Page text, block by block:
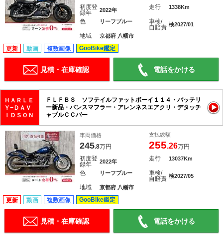
初度登
録年
2022年 走行 1338Km
色 リーフブルー
車検/
自賠責 検2027/01
地域 京都府 八幡市
更新 動画 複数画像 GooBike鑑定
見積・在庫確認 電話をかける
ＨＡＲＬＥ
Ｙ−ＤＡＶ
ＩＤＳＯＮ
ＦＬＦＢＳ ソフテイルファットボーイ１１４・バッテリ
ー新品・バンスマフラー・アレンネスエアクリ・デタッチ
ャブルＣＣバー
車両価格
245.8万円
支払総額
255.26万円
初度登
録年
2022年 走行 13037Km
色 リーフブルー
車検/
自賠責 検2027/05
地域 京都府 八幡市
更新 動画 複数画像 GooBike鑑定
見積・在庫確認 電話をかける